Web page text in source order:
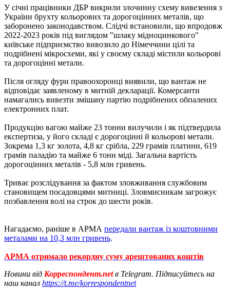
У січні працівники ДБР викрили злочинну схему вивезення з
України брухту кольорових та дорогоцінних металів, що
заборонено законодавством. Слідчі встановили, що впродовж
2022-2023 років під виглядом "шлаку мідноцинкового"
київське підприємство вивозило до Німеччини цілі та
подрібнені мікросхеми, які у своєму складі містили кольорові
та дорогоцінні метали.
Після огляду фури правоохоронці виявили, що вантаж не
відповідає заявленому в митній декларації. Комерсанти
намагались вивезти змішану партію подрібнених обпалених
електронних плат.
Продукцію вагою майже 23 тонни вилучили і як підтвердила
експертиза, у його складі є дорогоцінні й кольорові метали.
Зокрема 1,3 кг золота, 4,8 кг срібла, 229 грамів платини, 619
грамів паладію та майже 6 тонн міді. Загальна вартість
дорогоцінних металів - 5,8 млн гривень.
Триває розслідування за фактом зловживання службовим
становищем посадовцями митниці. Зловмисникам загрожує
позбавлення волі на строк до шести років.
Нагадаємо, раніше в АРМА передали вантаж із коштовними
металами на 10,3 млн гривень.
АРМА отримало рекордну суму арештованих коштів
Новини від Корреспондент.netв Telegram. Підписуйтесь на
наш канал https://t.me/korrespondentnet